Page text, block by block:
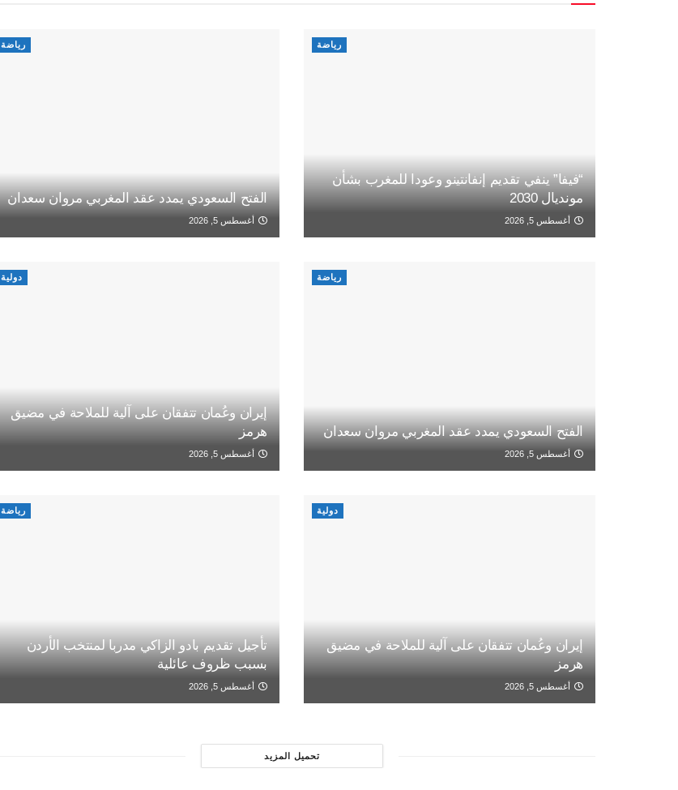
رياضة
“فيفا” ينفي تقديم إنفانتينو وعودا للمغرب بشأن
مونديال 2030
أغسطس 5, 2026
رياضة
الفتح السعودي يمدد عقد المغربي مروان سعدان
أغسطس 5, 2026
رياضة
الفتح السعودي يمدد عقد المغربي مروان سعدان
أغسطس 5, 2026
دولية
إيران وعُمان تتفقان على آلية للملاحة في مضيق
هرمز
أغسطس 5, 2026
دولية
إيران وعُمان تتفقان على آلية للملاحة في مضيق
هرمز
أغسطس 5, 2026
رياضة
تأجيل تقديم بادو الزاكي مدربا لمنتخب الأردن
بسبب ظروف عائلية
أغسطس 5, 2026
تحميل المزيد